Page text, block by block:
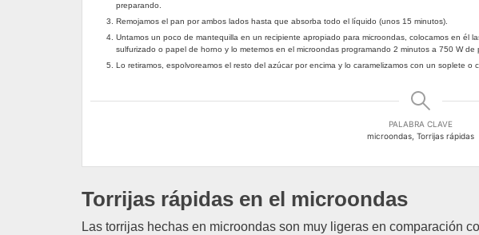
preparando.
Remojamos el pan por ambos lados hasta que absorba todo el líquido (unos 15 minutos).
Untamos un poco de mantequilla en un recipiente apropiado para microondas, colocamos en él
sulfurizado o papel de horno y lo metemos en el microondas programando 2 minutos a 750 W de
Lo retiramos, espolvoreamos el resto del azúcar por encima y lo caramelizamos con un soplete o
PALABRA CLAVE
microondas, Torrijas rápidas
Torrijas rápidas en el microondas
Las torrijas hechas en microondas son muy ligeras en comparación